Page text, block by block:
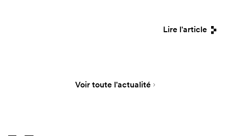
Lire l'article
Voir toute l'actualité